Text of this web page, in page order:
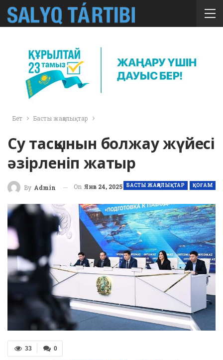
Бет Басты жаңалықтар
Су тасқынын болжау жүйесі
әзірленіп жатыр
БАСТЫ ЖАҢАЛЫҚТАР ҚОҒАМ
By Admin On Янв 24, 2025
0
33